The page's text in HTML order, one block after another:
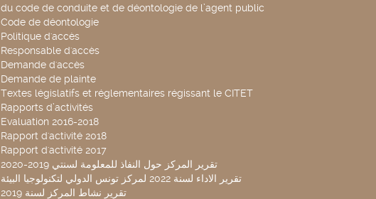
du code de conduite et de déontologie de l’agent public
Code de déontologie
Politique d'accès
Responsable d'accès
Demande d'accès
Demande de plainte
Textes législatifs et réglementaires régissant le CITET
Rapports d’activités
Evaluation 2016-2018
Rapport d'activité 2018
Rapport d'activité 2017
تقرير المركز حول النفاذ للمعلومة لسنتي 2019-2020
تقرير الاداء لسنة 2022 لمركز تونس الدولي لتكنولوجيا البيئة
تقرير نشاط المركز لسنة 2019